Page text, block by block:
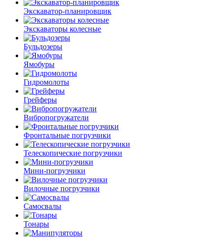
Экскаватор-планировщик
Экскаваторы колесные
Бульдозеры
Ямобуры
Гидромолоты
Грейферы
Вибро­погружатели
Фронтальные погрузчики
Телескопические погрузчики
Мини-погрузчики
Вилочные погрузчики
Самосвалы
Тонары